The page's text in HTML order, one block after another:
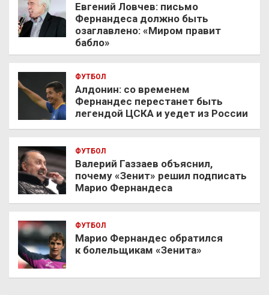
Евгений Ловчев: письмо
Фернандеса должно быть
озаглавлено: «Миром правит
бабло»
ФУТБОЛ
Алдонин: со временем
Фернандес перестанет быть
легендой ЦСКА и уедет из России
ФУТБОЛ
Валерий Газзаев объяснил,
почему «Зенит» решил подписать
Марио Фернандеса
ФУТБОЛ
Марио Фернандес обратился
к болельщикам «Зенита»